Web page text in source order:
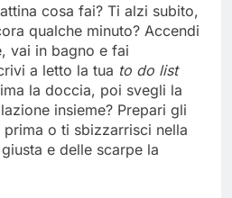
cosa fai? Ti alzi subito,
qualche minuto? Accendi
vai in bagno e fai
a letto la tua to do list
la doccia, poi svegli la
insieme? Prepari gli
o ti sbizzarrisci nella
e delle scarpe la